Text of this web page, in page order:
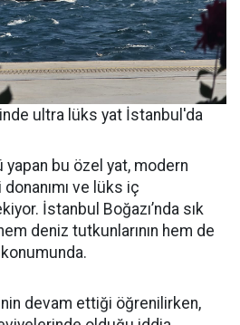
ultra lüks yat İstanbul'da
yapan bu özel yat, modern
ve lüks iç
İstanbul Boğazı’nda sık
deniz tutkunlarının hem de
konumunda.
devam ettiği öğrenilirken,